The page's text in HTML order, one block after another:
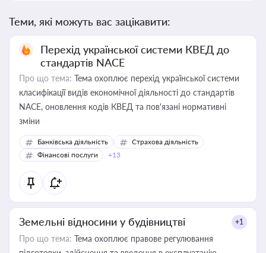
Теми, які можуть вас зацікавити:
Перехід української системи КВЕД до
стандартів NACE
Про що тема: Тема охоплює перехід української системи
класифікації видів економічної діяльності до стандартів
NACE, оновлення кодів КВЕД та пов'язані нормативні
зміни
Банківська діяльність
Страхова діяльність
Фінансові послуги
+13
Земельні відносини у будівництві +1
Про що тема: Тема охоплює правове регулювання